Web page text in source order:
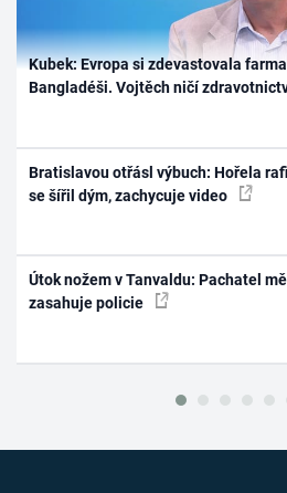
Kubek: Evropa si zdevastovala
Bangladéši. Vojtěch ničí
Bratislavou otřásl výbuch: Hořela
se šířil dým, zachycuje video
Útok nožem v Tanvaldu: Pachatel
zasahuje policie